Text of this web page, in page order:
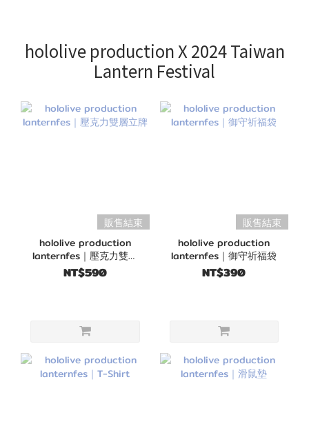
hololive production X 2024 Taiwan
Lantern Festival
販售結束
hololive production
lanternfes｜壓克力雙層
立牌
NT$590
販售結束
hololive production
lanternfes｜御守祈福袋
NT$390